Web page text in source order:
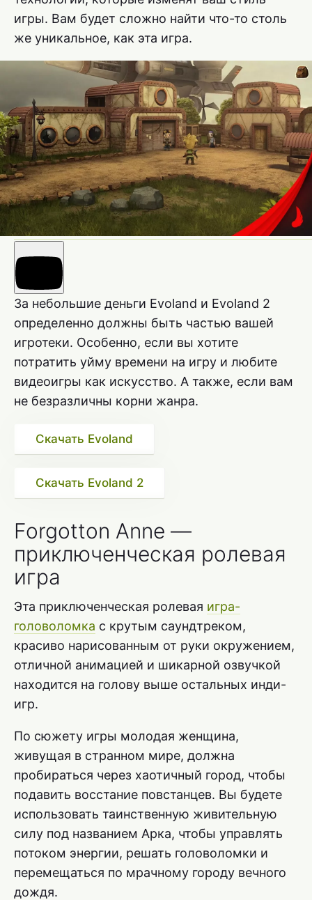
игры. Вам будет сложно найти что-то столь
же уникальное, как эта игра.
За небольшие деньги Evoland и Evoland 2
определенно должны быть частью вашей
игротеки. Особенно, если вы хотите
потратить уйму времени на игру и любите
видеоигры как искусство. А также, если вам
не безразличны корни жанра.
Скачать Evoland
Скачать Evoland 2
Forgotton Anne —
приключенческая ролевая
игра
Эта приключенческая ролевая игра-
головоломка с крутым саундтреком,
красиво нарисованным от руки окружением,
отличной анимацией и шикарной озвучкой
находится на голову выше остальных инди-
игр.
По сюжету игры молодая женщина,
живущая в странном мире, должна
пробираться через хаотичный город, чтобы
подавить восстание повстанцев. Вы будете
использовать таинственную живительную
силу под названием Арка, чтобы управлять
потоком энергии, решать головоломки и
перемещаться по мрачному городу вечного
дождя.